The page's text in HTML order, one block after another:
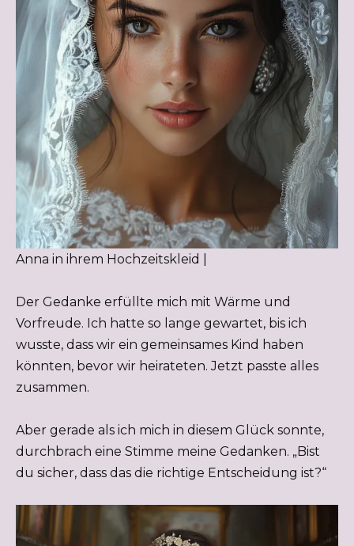
Anna in ihrem Hochzeitskleid |
Der Gedanke erfüllte mich mit Wärme und
Vorfreude. Ich hatte so lange gewartet, bis ich
wusste, dass wir ein gemeinsames Kind haben
könnten, bevor wir heirateten. Jetzt passte alles
zusammen.
Aber gerade als ich mich in diesem Glück sonnte,
durchbrach eine Stimme meine Gedanken. „Bist
du sicher, dass das die richtige Entscheidung ist?“